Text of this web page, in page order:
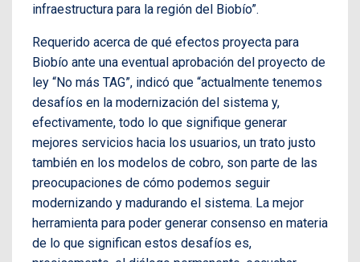
infraestructura para la región del Biobío”.
Requerido acerca de qué efectos proyecta para
Biobío ante una eventual aprobación del proyecto de
ley “No más TAG”, indicó que “actualmente tenemos
desafíos en la modernización del sistema y,
efectivamente, todo lo que signifique generar
mejores servicios hacia los usuarios, un trato justo
también en los modelos de cobro, son parte de las
preocupaciones de cómo podemos seguir
modernizando y madurando el sistema. La mejor
herramienta para poder generar consenso en materia
de lo que significan estos desafíos es,